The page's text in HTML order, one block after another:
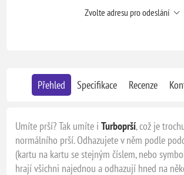
Zvolte adresu pro odeslání
Přehled Specifikace Recenze
Umíte prší? Tak umíte iTurboprší, což je
normálního prší. Odhazujete v něm podle
(kartu na kartu se stejným číslem, nebo
hrají všichni najednou a odhazují hned na